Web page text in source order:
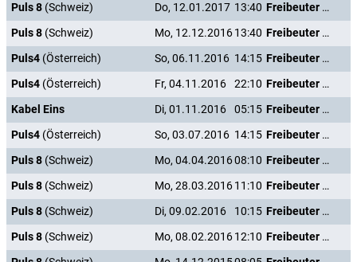
Puls 8 (Schweiz) Do, 12.01.2017 13:40
Freibeuter der Meere
Puls 8 (Schweiz) Mo, 12.12.201613:40
Freibeuter der Meere
Puls4 (Österreich) So, 06.11.2016 14:15
Freibeuter der Meere
Puls4 (Österreich) Fr, 04.11.2016 22:10
Freibeuter der Meere
Kabel Eins
Di, 01.11.2016 05:15
Freibeuter der Meere
Puls4 (Österreich) So, 03.07.2016 14:15
Freibeuter der Meere
Puls 8 (Schweiz) Mo, 04.04.201608:10
Freibeuter der Meere
Puls 8 (Schweiz) Mo, 28.03.201611:10
Freibeuter der Meere
Puls 8 (Schweiz) Di, 09.02.2016 10:15
Freibeuter der Meere
Puls 8 (Schweiz) Mo, 08.02.201612:10
Freibeuter der Meere